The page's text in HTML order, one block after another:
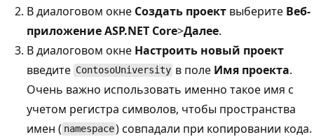
В диалоговом окне Создать проект выберите Веб-
приложение ASP.NET Core>Далее.
В диалоговом окне Настроить новый проект
введите ContosoUniversity в поле Имя проекта.
Очень важно использовать именно такое имя с
учетом регистра символов, чтобы пространства
имен ( namespace) совпадали при копировании кода.